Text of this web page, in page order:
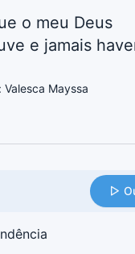
o meu Deus
e jamais
Mayssa